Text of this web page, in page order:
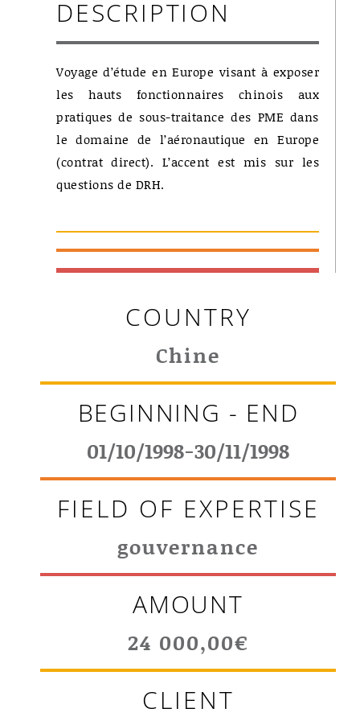
DESCRIPTION
Voyage d’étude en Europe visant à exposer
les hauts fonctionnaires chinois aux
pratiques de sous-traitance des PME dans
le domaine de l’aéronautique en Europe
(contrat direct). L’accent est mis sur les
questions de DRH.
COUNTRY
Chine
BEGINNING - END
01/10/1998-30/11/1998
FIELD OF EXPERTISE
gouvernance
AMOUNT
24 000,00€
CLIENT